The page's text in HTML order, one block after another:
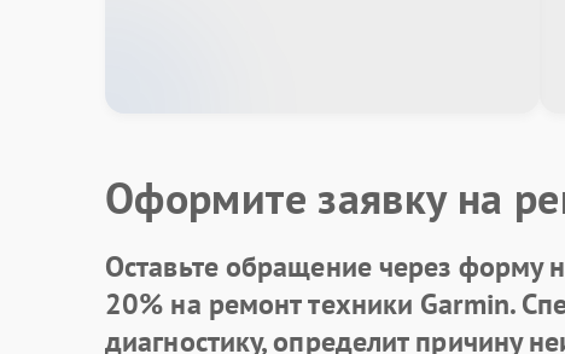
Оформите заявку на
Оставьте обращение через форму
20% на ремонт техники Garmin.
диагностику, определит причину